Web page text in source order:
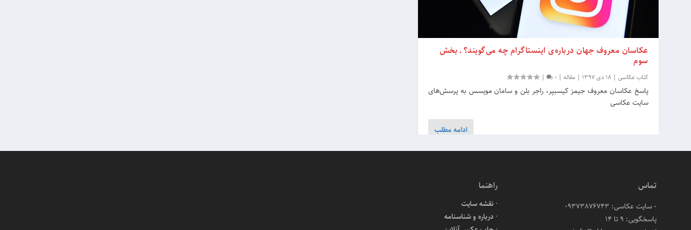
عکاسان معروف جهان درباره‌ی اینستاگرام چه می‌گویند؟ ـ بخش
سوم
کتاب عکاسی |18 دی 1397 |مقاله |
0
|
پاسخ عکاسان معروف جیمز کیسبیِر، راجر بلن و سامان مویسس به پرسش‌های
سایت عکاسی
ادامه مطلب
تماس
- سایت عکاسی: 09373876743
پاسخگویی: ۹ تا ۱۴
راهنما
نقشه سایت
درباره و شناسنامه